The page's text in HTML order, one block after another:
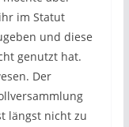
im Statut
und diese
genutzt hat.
Der
längst nicht zu